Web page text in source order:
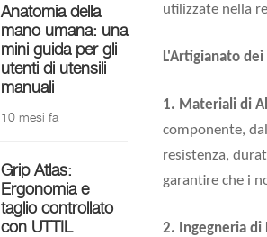
utilizzate nella
L'Artigianato dei
1. Materiali di
componente,
resistenza,
garantire che i
2. Ingegneria di
Anatomia della
mano umana: una
mini guida per gli
utenti di utensili
manuali
10 mesi fa
Grip Atlas:
Ergonomia e
taglio controllato
con UTTIL